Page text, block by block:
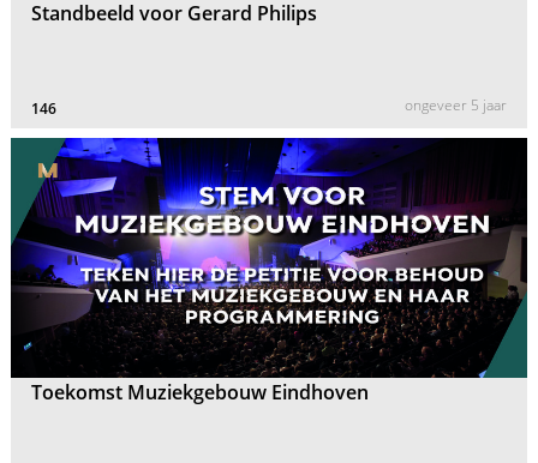
Standbeeld voor Gerard Philips
146 ongeveer 5 jaar
Toekomst Muziekgebouw Eindhoven